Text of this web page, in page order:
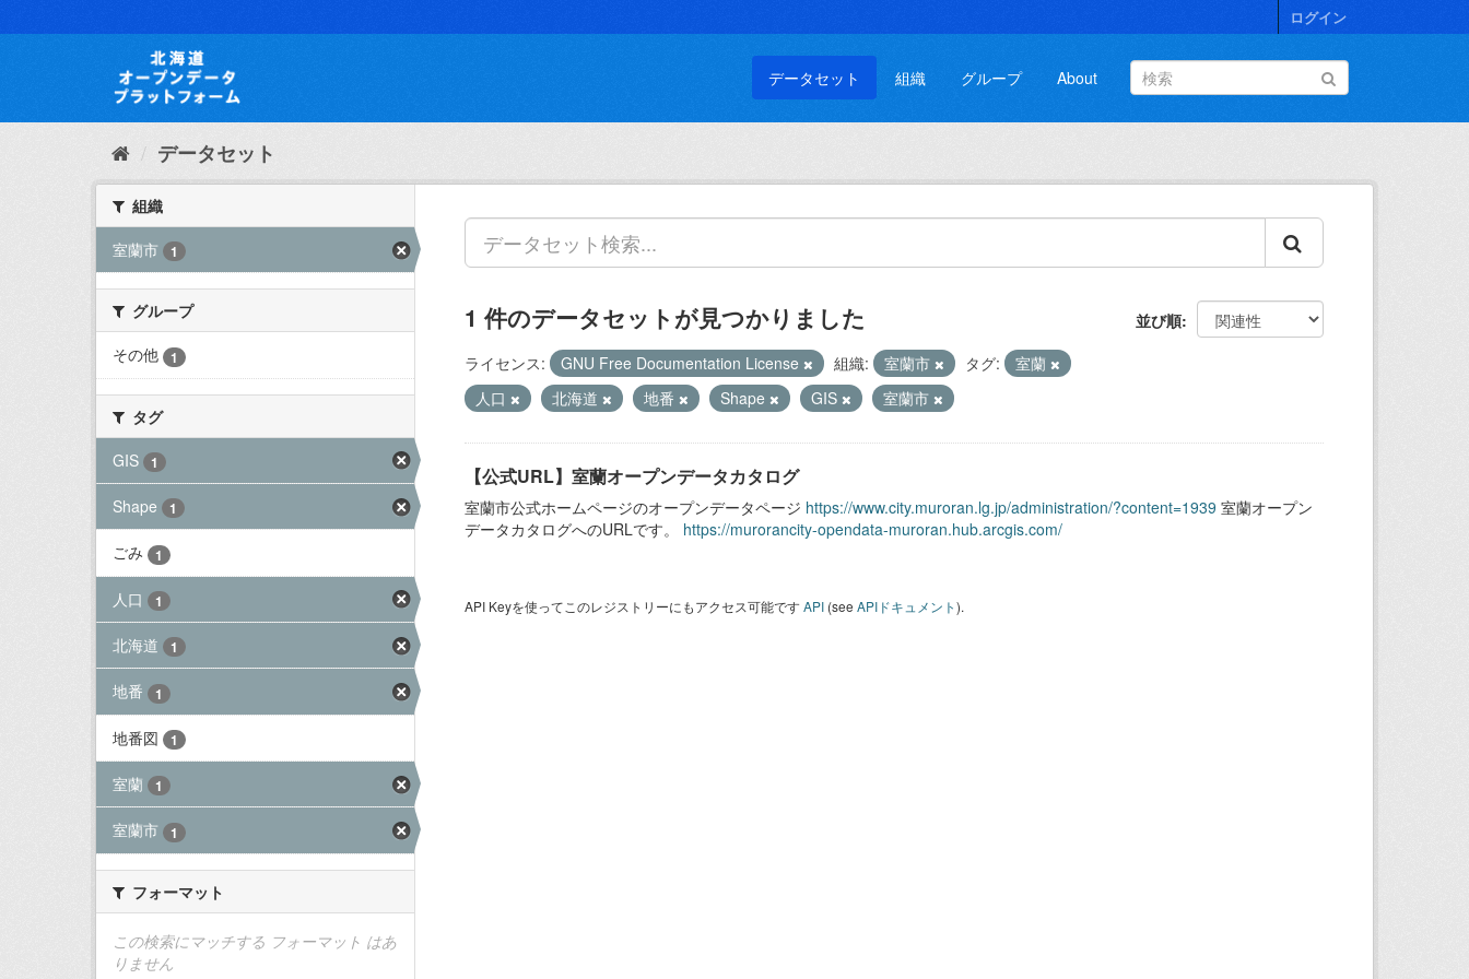
キ
て
ログイン
データセット 組織 グループ About
データセット
組織
室蘭市
1
グループ
その他
1
タグ
GIS
1
Shape 1
ごみ 1
人口 1
北海道 1
地番 1
地番図 1
室蘭 1
室蘭市 1
フォーマット
この検索にマッチする フォーマット はあ
りません
並び順
1 件のデータセットが見つかりました
ライセンス: GNU Free Documentation License 組織: 室蘭市 タグ:
室蘭
人口
北海道 地番 Shape GIS 室蘭市
【公式URL】室蘭オープンデータカタログ
室蘭市公式ホームページのオープンデータページ https://www.city.muroran.lg.jp/administration/?content=1939 室蘭オープン
データカタログへのURLです。 https://murorancity-opendata-muroran.hub.arcgis.com/
API Keyを使ってこのレジストリーにもアクセス可能ですAPI (see APIドキュメント).